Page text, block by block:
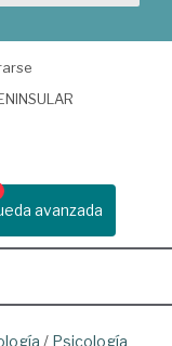
avanzada
/ Psicología